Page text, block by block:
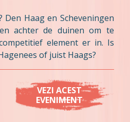
Den Haag en Scheveningen
achter de duinen om te
element er in. Is
of juist Haags?
VEZI ACEST
EVENIMENT